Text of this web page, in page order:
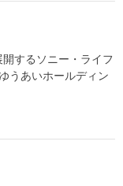
するソニー・ライフ
うあいホールディン